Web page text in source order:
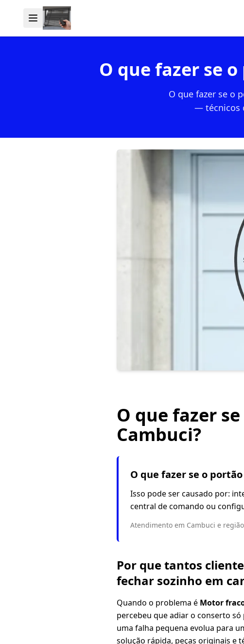
O que fazer se
O que fazer se o
— técnicos
O que fazer
Cambuci?
O que fazer se o
Isso pode ser causado por:
central de comando ou
Atendimento em Cambuci e
Por que tantos
fechar sozinho em
Quando o problema é Motor
percebeu que adiar o conserto
uma falha pequena evolua para
solução rápida, peças originais e